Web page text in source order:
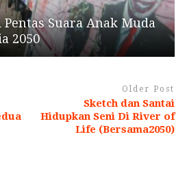
Pentas Suara Anak Muda
2050
Older Post
Sketch dan Santai
Hidupkan Seni Di River of
Life (Bersama2050)